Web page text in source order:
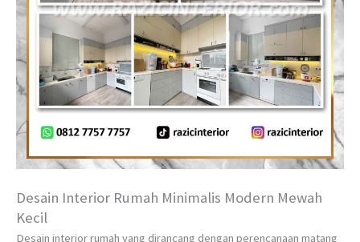
Desain Interior Rumah Minimalis Modern Mewah
Kecil
Desain interior rumah yang dirancang dengan perencanaan matang